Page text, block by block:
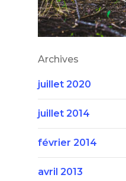
Archives
juillet 2020
juillet 2014
février 2014
avril 2013